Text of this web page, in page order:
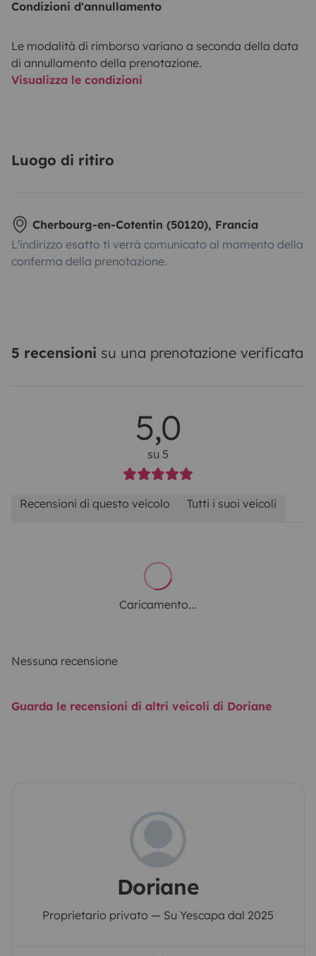
Condizioni d'annullamento
Le modalità di rimborso variano a seconda della data
di annullamento della prenotazione.
Visualizza le condizioni
Luogo di ritiro
Cherbourg-en-Cotentin (50120), Francia
L'indirizzo esatto ti verrà comunicato al momento della
conferma della prenotazione.
5 recensioni su una prenotazione verificata
5,0
su 5
Recensioni di questo veicolo Tutti i suoi veicoli
Caricamento...
Nessuna recensione
Guarda le recensioni di altri veicoli di Doriane
Doriane
Proprietario privato — Su Yescapa dal 2025